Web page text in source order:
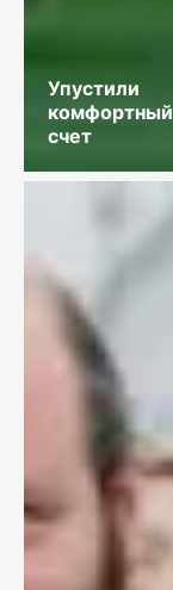
Упустили
комфортный
счет